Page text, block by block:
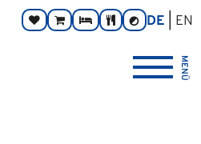
SpendenOnline-ZimmerTaverneKontrast
umschalten
DE
EN
MENÜ